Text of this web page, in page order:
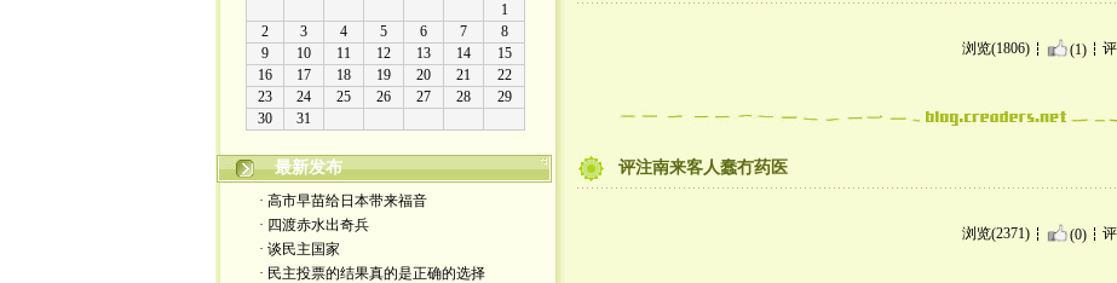
最新发布
· 高市早苗给日本带来福音
· 四渡赤水出奇兵
· 谈民主国家
· 民主投票的结果真的是正确的选择
浏览(1806) (1)
评注南来客人蠢冇药医
浏览(2371) (0)